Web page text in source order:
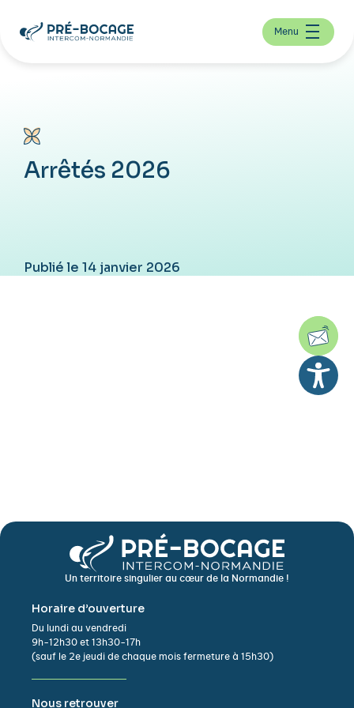
Menu
Arrêtés 2026
Publié le 14 janvier 2026
Un territoire singulier au cœur de la Normandie !
Horaire d’ouverture
Du lundi au vendredi
9h-12h30 et 13h30-17h
(sauf le 2e jeudi de chaque mois fermeture à 15h30)
Nous retrouver